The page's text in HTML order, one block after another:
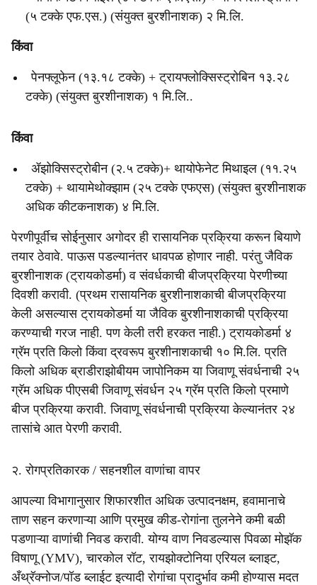
(५ टक्के एफ.एस.) (संयुक्त बुरशीनाशक) २ मि.लि.
किंवा
पेनफ्लूफेन (१३.१८ टक्के) + ट्रायफ्लोक्सिस्ट्रोबिन १३.२८
टक्के) (संयुक्त बुरशीनाशक) १ मि.लि..
किंवा
ॲझोक्सिस्ट्रोबीन (२.५ टक्के)+ थायोफेनेट मिथाइल (११.२५
टक्के) + थायामेथोक्झाम (२५ टक्के एफएस) (संयुक्त बुरशीनाशक
अधिक कीटकनाशक) ४ मि.लि.
पेरणीपूर्वीच सोईनुसार अगोदर ही रासायनिक प्रक्रिया करून बियाणे
तयार ठेवावे. पाऊस पडल्यानंतर धावपळ होणार नाही. परंतु जैविक
बुरशीनाशक (ट्रायकोडर्मा) व संवर्धकाची बीजप्रक्रिया पेरणीच्या
दिवशी करावी. (प्रथम रासायनिक बुरशीनाशकाची बीजप्रक्रिया
केली असल्यास ट्रायकोडर्मा या जैविक बुरशीनाशकाची प्रक्रिया
करण्याची गरज नाही. पण केली तरी हरकत नाही.) ट्रायकोडर्मा ४
ग्रॅम प्रति किलो किंवा द्रवरूप बुरशीनाशकाची १० मि.लि. प्रति
किलो अधिक ब्राडीराझोबीयम जापोनिकम या जिवाणू संवर्धनाची २५
ग्रॅम अधिक पीएसबी जिवाणू संवर्धन २५ ग्रॅम प्रति किलो प्रमाणे
बीज प्रक्रिया करावी. जिवाणू संवर्धनाची प्रक्रिया केल्यानंतर २४
तासांचे आत पेरणी करावी.
२. रोगप्रतिकारक / सहनशील वाणांचा वापर
आपल्या विभागानुसार शिफारशीत अधिक उत्पादनक्षम, हवामानाचे
ताण सहन करणाऱ्या आणि प्रमुख कीड-रोगांना तुलनेने कमी बळी
पडणाऱ्या वाणांची निवड करावी. योग्य वाण निवडल्यास पिवळा मोझॅक
विषाणू (YMV), चारकोल रॉट, रायझोक्टोनिया एरियल ब्लाइट,
अँथ्रॅक्नोज/पॉड ब्लाईट इत्यादी रोगांचा प्रादुर्भाव कमी होण्यास मदत